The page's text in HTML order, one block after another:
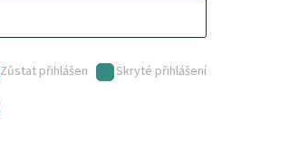
Zůstat přihlášen Skryté přihlášení